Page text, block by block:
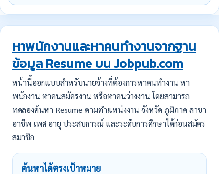
หาพนักงานและหาคนทำงานจากฐาน
ข้อมูล Resume บน Jobpub.com
หน้านี้ออกแบบสำหรับนายจ้างที่ต้องการหาคนทำงาน หา
พนักงาน หาคนสมัครงาน หรือหาคนว่างงาน โดยสามารถ
ทดลองค้นหา Resume ตามตำแหน่งงาน จังหวัด ภูมิภาค สาขา
อาชีพ เพศ อายุ ประสบการณ์ และระดับการศึกษาได้ก่อนสมัคร
สมาชิก
ค้นหาได้ตรงเป้าหมาย